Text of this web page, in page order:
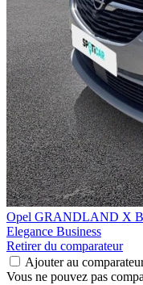
Opel GRANDLAND X
Elegance Business
Retirer du comparateur
Ajouter au
Vous ne pouvez pas